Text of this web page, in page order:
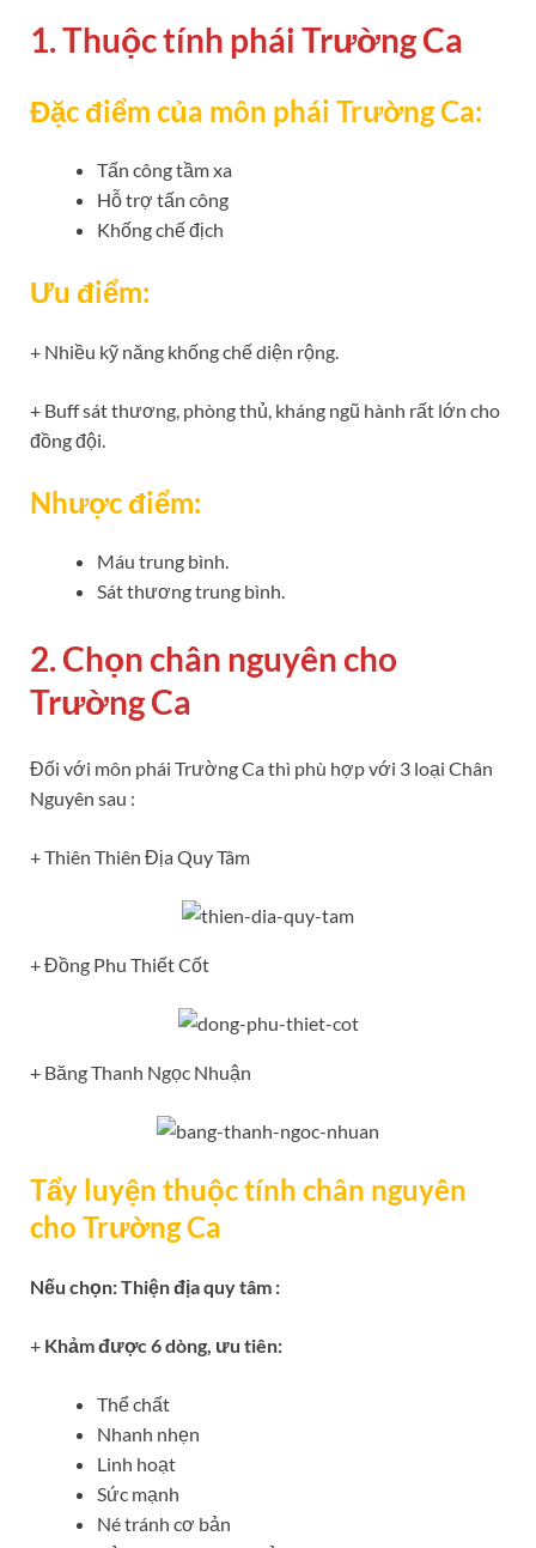
1. Thuộc tính phái Trường Ca
Đặc điểm của môn phái Trường Ca:
Tấn công tầm xa
Hỗ trợ tấn công
Khống chế địch
Ưu điểm:
+ Nhiều kỹ năng khống chế diện rộng.
+ Buff sát thương, phòng thủ, kháng ngũ hành rất lớn cho
đồng đội.
Nhược điểm:
Máu trung bình.
Sát thương trung bình.
2. Chọn chân nguyên cho
Trường Ca
Đối với môn phái Trường Ca thì phù hợp với 3 loại Chân
Nguyên sau :
+ Thiên Thiên Địa Quy Tâm
+ Đồng Phu Thiết Cốt
+ Băng Thanh Ngọc Nhuận
Tẩy luyện thuộc tính chân nguyên
cho Trường Ca
Nếu chọn: Thiện địa quy tâm :
+ Khảm được 6 dòng, ưu tiên:
Thể chất
Nhanh nhẹn
Linh hoạt
Sức mạnh
Né tránh cơ bản